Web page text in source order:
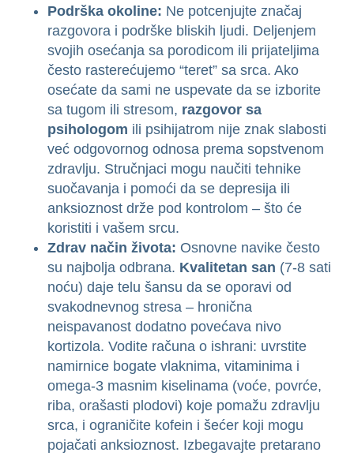
Podrška okoline: Ne potcenjujte značaj
razgovora i podrške bliskih ljudi. Deljenjem
svojih osećanja sa porodicom ili prijateljima
često rasterećujemo “teret” sa srca. Ako
osećate da sami ne uspevate da se izborite
sa tugom ili stresom, razgovor sa
psihologom ili psihijatrom nije znak slabosti
već odgovornog odnosa prema sopstvenom
zdravlju. Stručnjaci mogu naučiti tehnike
suočavanja i pomoći da se depresija ili
anksioznost drže pod kontrolom – što će
koristiti i vašem srcu.
Zdrav način života: Osnovne navike često
su najbolja odbrana. Kvalitetan san (7-8 sati
noću) daje telu šansu da se oporavi od
svakodnevnog stresa – hronična
neispavanost dodatno povećava nivo
kortizola. Vodite računa o ishrani: uvrstite
namirnice bogate vlaknima, vitaminima i
omega-3 masnim kiselinama (voće, povrće,
riba, orašasti plodovi) koje pomažu zdravlju
srca, i ograničite kofein i šećer koji mogu
pojačati anksioznost. Izbegavajte pretarano